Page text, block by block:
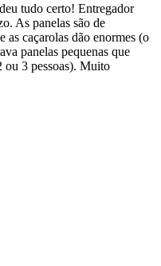
tudo certo! Entregador
As panelas são de
as caçarolas dão enormes (o
panelas pequenas que
ou 3 pessoas). Muito